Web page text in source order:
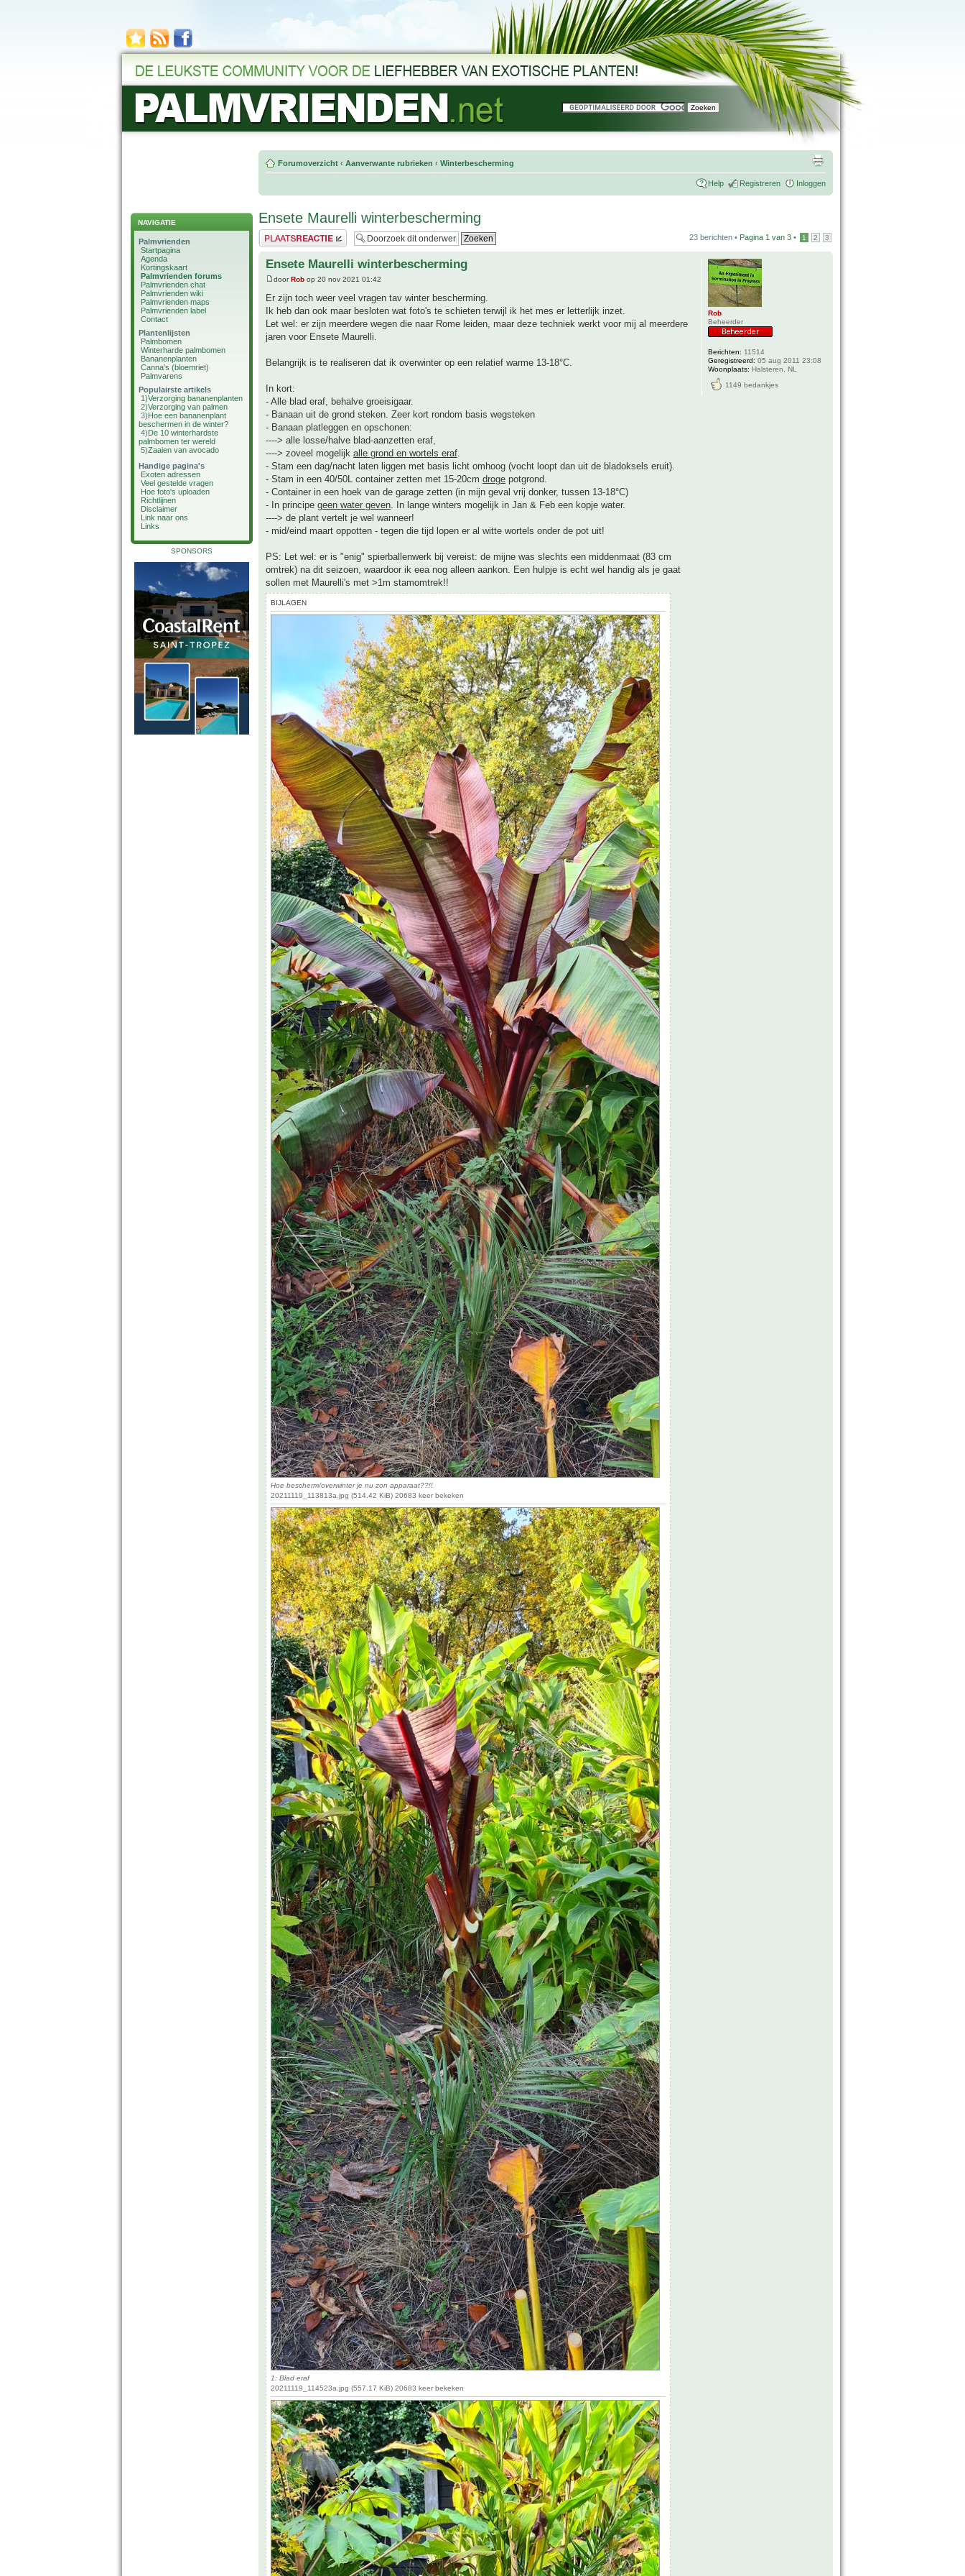
NAVIGATIE
Palmvrienden
Startpagina
Agenda
Kortingskaart
Palmvrienden forums
Palmvrienden chat
Palmvrienden wiki
Palmvrienden maps
Palmvrienden label
Contact
Plantenlijsten
Palmbomen
Winterharde palmbomen
Bananenplanten
Canna's (bloemriet)
Palmvarens
Populairste artikels
1)Verzorging bananenplanten
2)Verzorging van palmen
3)Hoe een bananenplant
beschermen in de winter?
4)De 10 winterhardste
palmbomen ter wereld
5)Zaaien van avocado
Handige pagina's
Exoten adressen
Veel gestelde vragen
Hoe foto's uploaden
Richtlijnen
Disclaimer
Link naar ons
Links
SPONSORS
Forumoverzicht ‹ Aanverwante rubrieken ‹ Winterbescherming
Help Registreren Inloggen
Ensete Maurelli winterbescherming
Plaats een reactie 23 berichten • Pagina 1 van 3 • 1 2 3
Ensete Maurelli winterbescherming
doorRob op 20 nov 2021 01:42
Er zijn toch weer veel vragen tav winter bescherming.
Ik heb dan ook maar besloten wat foto's te schieten terwijl ik het mes er letterlijk inzet.
Let wel: er zijn meerdere wegen die naar Rome leiden, maar deze techniek werkt voor mij al meerdere
jaren voor Ensete Maurelli.
Belangrijk is te realiseren dat ik overwinter op een relatief warme 13-18°C.
In kort:
- Alle blad eraf, behalve groeisigaar.
- Banaan uit de grond steken. Zeer kort rondom basis wegsteken
- Banaan platleggen en opschonen:
----> alle losse/halve blad-aanzetten eraf,
----> zoveel mogelijk alle grond en wortels eraf.
- Stam een dag/nacht laten liggen met basis licht omhoog (vocht loopt dan uit de bladoksels eruit).
- Stam in een 40/50L container zetten met 15-20cm droge potgrond.
- Container in een hoek van de garage zetten (in mijn geval vrij donker, tussen 13-18°C)
- In principe geen water geven. In lange winters mogelijk in Jan & Feb een kopje water.
----> de plant vertelt je wel wanneer!
- mid/eind maart oppotten - tegen die tijd lopen er al witte wortels onder de pot uit!
PS: Let wel: er is "enig" spierballenwerk bij vereist: de mijne was slechts een middenmaat (83 cm
omtrek) na dit seizoen, waardoor ik eea nog alleen aankon. Een hulpje is echt wel handig als je gaat
sollen met Maurelli's met >1m stamomtrek!!
BIJLAGEN
Hoe bescherm/overwinter je nu zon apparaat??!!
20211119_113813a.jpg (514.42 KiB) 20683 keer bekeken
1: Blad eraf
20211119_114523a.jpg (557.17 KiB) 20683 keer bekeken
Rob
Beheerder
Berichten: 11514
Geregistreerd: 05 aug 2011 23:08
Woonplaats: Halsteren, NL
1149 bedankjes